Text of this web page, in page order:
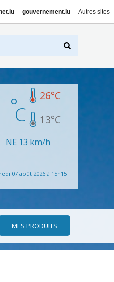
gouvernement.lu Autres sites
26°C
13°C
NE 13 km/h
07 août 2026 à 15h15
MES PRODUITS